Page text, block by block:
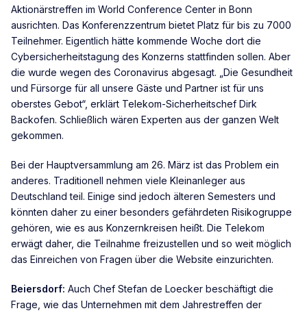
Aktionärstreffen im World Conference Center in Bonn
ausrichten. Das Konferenzzentrum bietet Platz für bis zu 7000
Teilnehmer. Eigentlich hätte kommende Woche dort die
Cybersicherheitstagung des Konzerns stattfinden sollen. Aber
die wurde wegen des Coronavirus abgesagt. „Die Gesundheit
und Fürsorge für all unsere Gäste und Partner ist für uns
oberstes Gebot“, erklärt Telekom-Sicherheitschef Dirk
Backofen. Schließlich wären Experten aus der ganzen Welt
gekommen.
Bei der Hauptversammlung am 26. März ist das Problem ein
anderes. Traditionell nehmen viele Kleinanleger aus
Deutschland teil. Einige sind jedoch älteren Semesters und
könnten daher zu einer besonders gefährdeten Risikogruppe
gehören, wie es aus Konzernkreisen heißt. Die Telekom
erwägt daher, die Teilnahme freizustellen und so weit möglich
das Einreichen von Fragen über die Website einzurichten.
Beiersdorf: Auch Chef Stefan de Loecker beschäftigt die
Frage, wie das Unternehmen mit dem Jahrestreffen der